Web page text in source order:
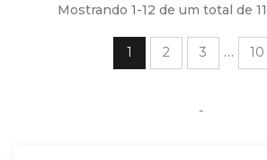
Mostrando 1-12 de um total de
1 2 3 … 10
-